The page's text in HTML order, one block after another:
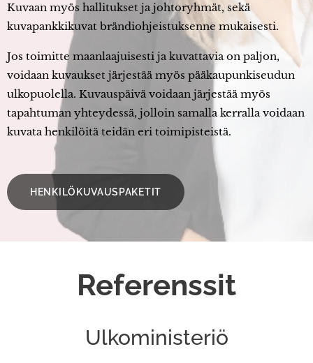
Kuvaan myös hallitukset ja johtoryhmät, sekä
kuvapankkikuvat brändiohjeistuksenne mukaisesti.
Jos toimitte maanlaajuisesti ja kuvattavia on paljon,
voidaan kuvaukset järjestää myös pääkaupunkiseudun
ulkopuolella. Kuvauspäivä voidaan järjestää myös
tapahtuman yhteydessä, jolloin samalla kerralla voidaan
kuvata henkilöitä teidän eri toimipisteistä.
HENKILÖKUVAUSPAKETIT
Referenssit
Ulkoministeriö